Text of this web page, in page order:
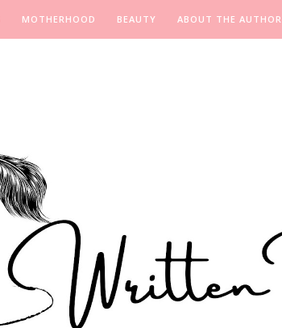
MOTHERHOOD BEAUTY ABOUT THE AUTHOR